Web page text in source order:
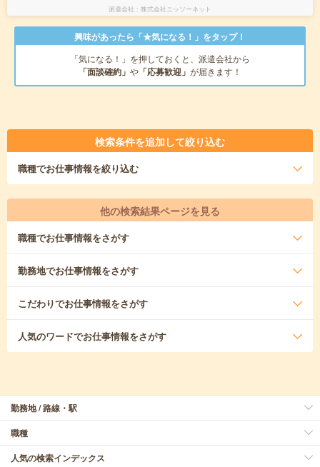
派遣会社 株式会社ニッソーネット
興味があったら「★気になる！」をタップ！
「気になる！」を押しておくと、派遣会社から
「面談確約」 や 「応募歓迎」 が届きます！
検索条件を追加して絞り込む
職種でお仕事情報を絞り込む
他の検索結果ページを見る
職種でお仕事情報をさがす
勤務地でお仕事情報をさがす
こだわりでお仕事情報をさがす
人気のワードでお仕事情報をさがす
勤務地 / 路線・駅
職種
人気の検索インデックス